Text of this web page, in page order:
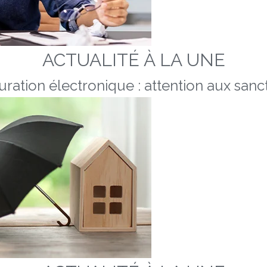
ACTUALITÉ À LA UNE
électronique : attention aux